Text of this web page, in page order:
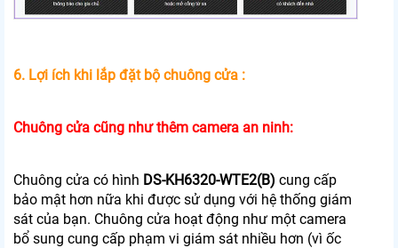
6. Lợi ích khi lắp đặt bộ chuông cửa :
Chuông cửa cũng như thêm camera an ninh:
Chuông cửa có hình DS-KH6320-WTE2(B) cung cấp
bảo mật hơn nữa khi được sử dụng với hệ thống giám
sát của bạn. Chuông cửa hoạt động như một camera
bổ sung cung cấp phạm vi giám sát nhiều hơn (vì ốc